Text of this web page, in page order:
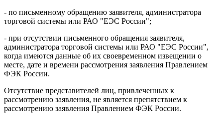
- по письменному обращению заявителя, администратора
торговой системы или РАО "ЕЭС России";
- при отсутствии письменного обращения заявителя,
администратора торговой системы или РАО "ЕЭС России",
когда имеются данные об их своевременном извещении о
месте, дате и времени рассмотрения заявления Правлением
ФЭК России.
Отсутствие представителей лиц, привлеченных к
рассмотрению заявления, не является препятствием к
рассмотрению заявления Правлением ФЭК России.